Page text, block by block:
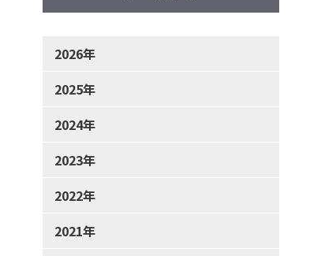
2026年
2025年
2024年
2023年
2022年
2021年